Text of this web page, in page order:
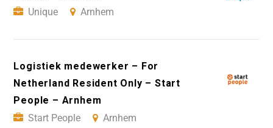
Unique
Arnhem
Logistiek medewerker – For
Netherland Resident Only – Start
People – Arnhem
Start People
Arnhem